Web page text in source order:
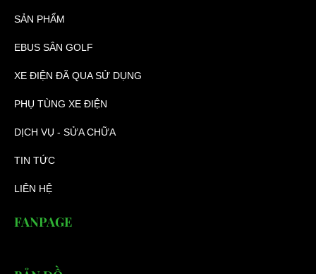
SẢN PHẨM
EBUS SÂN GOLF
XE ĐIỆN ĐÃ QUA SỬ DỤNG
PHỤ TÙNG XE ĐIỆN
DỊCH VỤ - SỬA CHỮA
TIN TỨC
LIÊN HỆ
FANPAGE